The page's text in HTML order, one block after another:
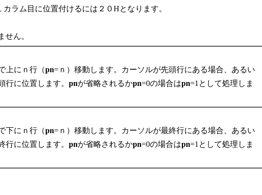
ラム目に位置付けるには２０Hとなります。
せん。
上にｎ行（pn=ｎ）移動します。カーソルが先頭行にある場合、あるい
行に位置します。 pnが省略されるかpn=0の場合はpn=1として処理しま
下にｎ行（pn=ｎ）移動します。カーソルが最終行にある場合、あるい
行に位置します。 pnが省略されるかpn=0の場合はpn=1として処理しま